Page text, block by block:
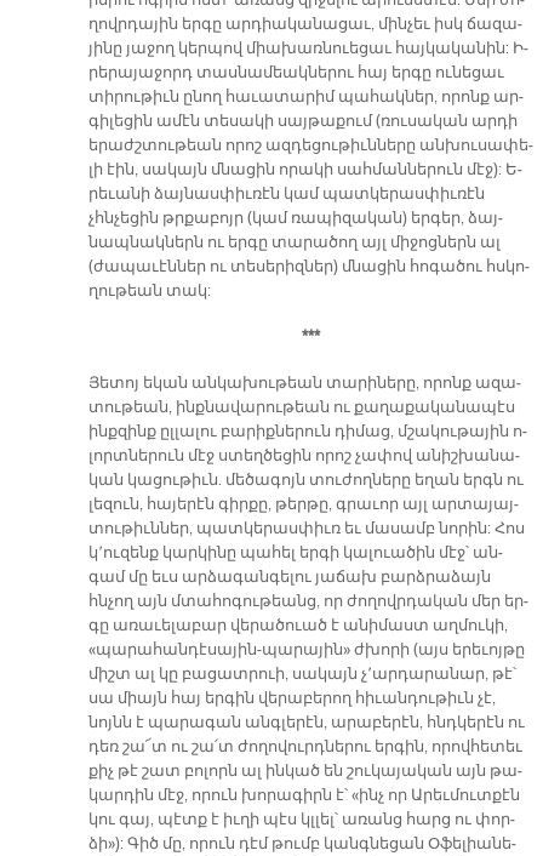
ղովր­դա­յին եր­գը ար­դիա­կա­նա­ցաւ, մին­չեւ իսկ ճա­զա­
յի­նը յա­ջող կեր­պով միա­խառ­նուե­ցաւ հայ­կա­կա­նին: Ի­
րե­րա­յա­ջորդ տաս­նա­մեակ­նե­րու հայ եր­գը ու­նե­ցաւ
տի­րու­թիւն ը­նող հա­ւա­տա­րիմ պա­հակ­ներ, ո­րոնք ար­
գի­լե­ցին ա­մէն տե­սա­կի սայ­թա­քում (ռու­սա­կան ար­դի
ե­րաժշ­տու­թեան ո­րոշ ազ­դե­ցու­թիւն­նե­րը ան­խու­սա­փե­
լի էին, սա­կայն մնա­ցին ո­րա­կի սահ­ման­նե­րուն մէջ): Ե­
րե­ւա­նի ձայ­նաս­փիւ­ռէն կամ պատ­կե­րաս­փիւ­ռէն
չհնչե­ցին թրքա­բոյր (կամ ռա­պի­զա­կան) եր­գեր, ձայ­
նապ­նակ­ներն ու եր­գը տա­րա­ծող այլ մի­ջոց­ներն ալ
(ժա­պա­ւէն­ներ ու տե­սե­րիզ­ներ) մնա­ցին հո­գա­ծու հսկո­
ղու­թեան տակ:
***
Յե­տոյ ե­կան ան­կա­խու­թեան տա­րի­նե­րը, ո­րոնք ա­զա­
տու­թեան, ինք­նա­վա­րու­թեան ու քա­ղա­քա­կա­նա­պէս
ինք­զինք ըլ­լա­լու բա­րիք­նե­րուն դի­մաց, մշա­կու­թա­յին ո­
լորտ­նե­րուն մէջ ստեղ­ծե­ցին ո­րոշ չա­փով ա­նիշ­խա­նա­
կան կա­ցու­թիւն. մե­ծա­գոյն տու­ժող­նե­րը ե­ղան երգն ու
լե­զուն, հա­յե­րէն գիր­քը, թեր­թը, գրա­ւոր այլ ար­տա­յայ­
տու­թիւն­ներ, պատ­կե­րաս­փիւռ եւ մա­սամբ նո­րին: Հոս
կ՚ու­զենք կար­կի­նը պա­հել եր­գի կա­լուա­ծին մէջ՝ ան­
գամ մը եւս ար­ձա­գան­գե­լու յա­ճախ բարձ­րա­ձայն
հնչող այն մտա­հո­գու­թեանց, որ ժո­ղովր­դա­կան մեր եր­
գը ա­ռա­ւե­լա­բար վե­րա­ծուած է ա­նի­մաստ աղ­մու­կի,
«պա­րա­հան­դէ­սա­յին-պա­րա­յին» ժխո­րի (այս ե­րե­ւոյ­թը
միշտ ալ կը բա­ցատ­րուի, սա­կայն չ՚ար­դա­րա­նար, թէ՝
սա միայն հայ եր­գին վե­րա­բե­րող հի­ւան­դու­թիւն չէ,
նոյնն է պա­րա­գան անգ­լե­րէն, ա­րա­բե­րէն, հնդկե­րէն ու
դեռ շա՜տ ու շա՛տ ժո­ղո­վուրդ­նե­րու եր­գին, ո­րով­հե­տեւ
քիչ թէ շատ բո­լորն ալ ին­կած են շու­կա­յա­կան այն թա­
կար­դին մէջ, ո­րուն խո­րա­գիրն է՝ «ինչ որ Ա­րեւ­մուտ­քէն
կու գայ, պէտք է իւ­ղի պէս կլլել՝ ա­ռանց հարց ու փոր­
ձի»): Գիծ մը, ո­րուն դէմ թումբ կանգ­նե­ցան Օ­ֆե­լիա­նե­